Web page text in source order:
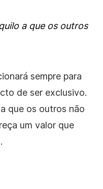
a que os outros
sempre para
de ser exclusivo.
que os outros não
um valor que